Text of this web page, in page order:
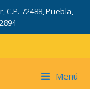
C.P. 72488, Puebla,
Menú